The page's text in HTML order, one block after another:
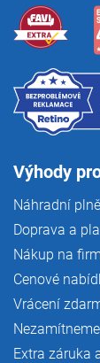
Výhody
Náhradní
Doprava a
Nákup na
Cenové
Vrácení
Extra záruka